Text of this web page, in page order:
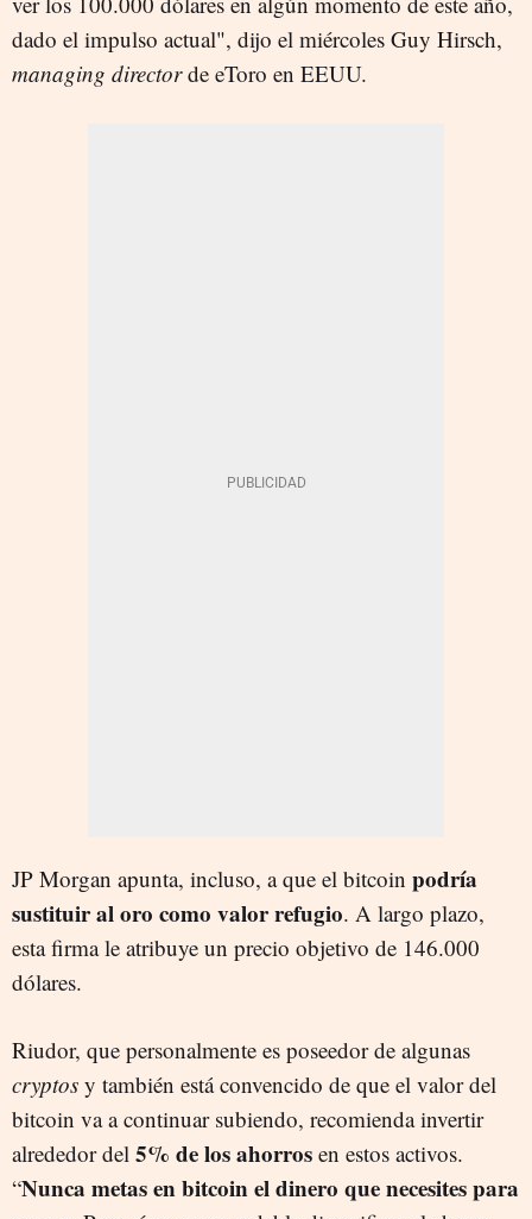
dado el impulso actual", dijo el miércoles Guy Hirsch,
managing directorde eToro en EEUU.
JP Morgan apunta, incluso, a que el bitcoin podría
sustituir al oro como valor refugio. A largo plazo,
esta firma le atribuye un precio objetivo de 146.000
dólares.
Riudor, que personalmente es poseedor de algunas
cryptos y también está convencido de que el valor del
bitcoin va a continuar subiendo, recomienda invertir
alrededor del 5% de los ahorros en estos activos.
“Nunca metas en bitcoin el dinero que necesites para